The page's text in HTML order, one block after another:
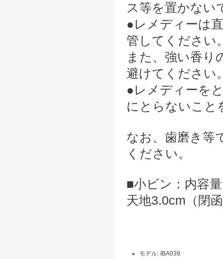
ス等を置かない
●レメディーは
管してください
また、強い香り
避けてください
●レメディーを
にとらないこと
なお、歯磨き等
ください。
■小ビン：内容
天地3.0cm（閉
モデル: IBA039